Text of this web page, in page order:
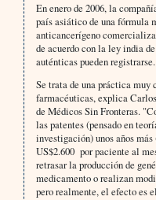
En enero de 2006, la
país asiático de una fórmula
anticancerígeno
de acuerdo con la ley india
auténticas pueden registrarse.
Se trata de una práctica muy
farmacéuticas, explica
de Médicos Sin Fronteras.
las patentes (pensado en
investigación) unos años
US$2.600 por paciente al
retrasar la producción de
medicamento o realizan
pero realmente, el efecto es